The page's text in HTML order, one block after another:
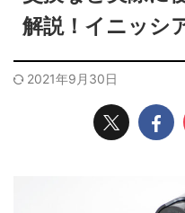
解説！イニッシ
2021年9月30日